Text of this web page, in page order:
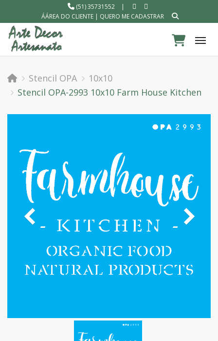
(51) 35731552
|
ÁÁREA DO CLIENTE| QUERO ME CADASTRAR
Stencil OPA
10x10
Stencil OPA-2993 10x10 Farm House Kitchen